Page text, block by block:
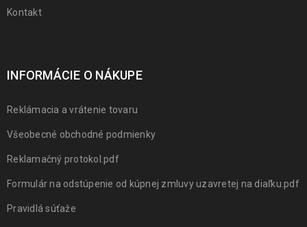
Kontakt
INFORMÁCIE O NÁKUPE
Reklámacia a vrátenie tovaru
Všeobecné obchodné podmienky
Reklamačný protokol.pdf
Formulár na odstúpenie od kúpnej zmluvy uzavretej na diaľku.pdf
Pravidlá súťaže